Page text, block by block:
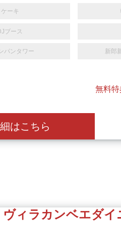
ケーキ
ブース
パンタワー 新郎
無料
はこちら
ヴィラカンベエダ